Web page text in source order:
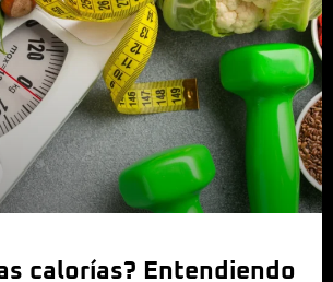
calorías? Entendiendo